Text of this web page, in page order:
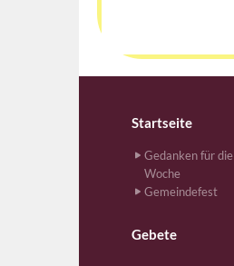
Startseite
Gedanken für die
Woche
Gemeindefest
Gebete